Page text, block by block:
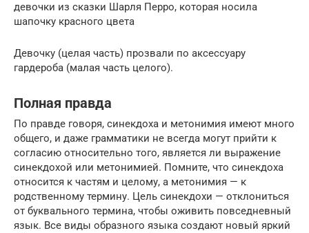
девочки из сказки Шарля Перро, которая носила
шапочку красного цвета
Девочку (целая часть) прозвали по аксессуару
гардероба (малая часть целого).
Полная правда
По правде говоря, синекдоха и метонимия имеют много
общего, и даже грамматики не всегда могут прийти к
согласию относительно того, является ли выражение
синекдохой или метонимией. Помните, что синекдоха
относится к частям и целому, а метонимия — к
родственному термину. Цель синекдохи — отклониться
от буквального термина, чтобы оживить повседневный
язык. Все виды образного языка создают новый яркий